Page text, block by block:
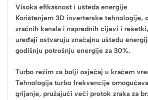
Visoka efikasnost i ušteda energije
Korištenjem 3D inverterske tehnologije,
zračnih kanala i naprednih cijevi i
uređaji ostvaruju značajnu uštedu
godišnju potrošnju energije za 30%.
Turbo režim za bolji osjećaj u kraćem
Tehnologija turbo frekvencije
grijanje, pružajući veći protok zraka za